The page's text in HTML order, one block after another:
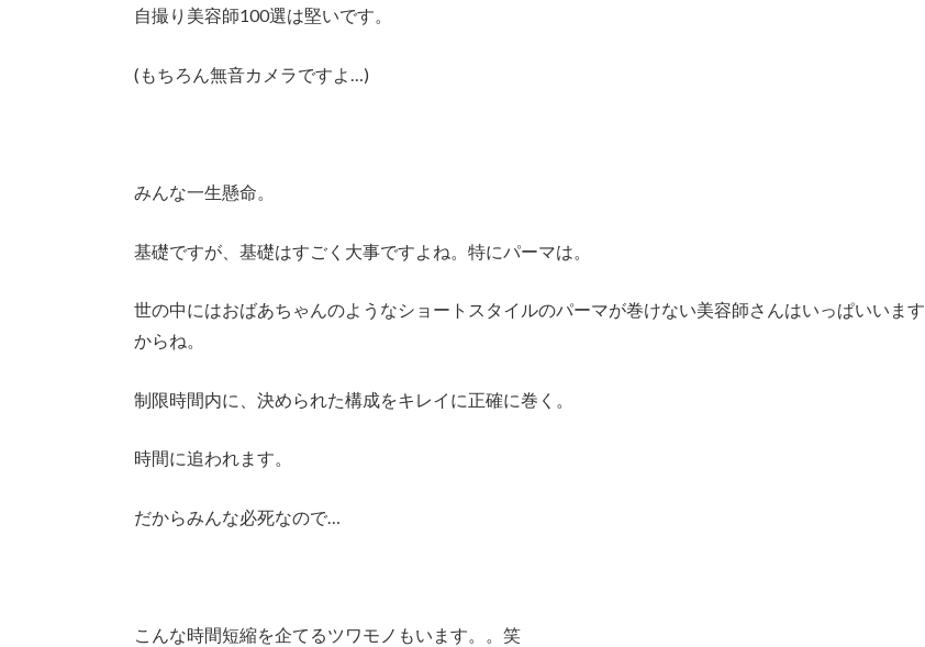
自撮り美容師100選は堅いです。
(もちろん無音カメラですよ…)
みんな一生懸命。
基礎ですが、基礎はすごく大事ですよね。特にパーマは。
世の中にはおばあちゃんのようなショートスタイルのパーマが巻けない美容師さんはいっぱいいます
からね。
制限時間内に、決められた構成をキレイに正確に巻く。
時間に追われます。
だからみんな必死なので…
こんな時間短縮を企てるツワモノもいます。。笑